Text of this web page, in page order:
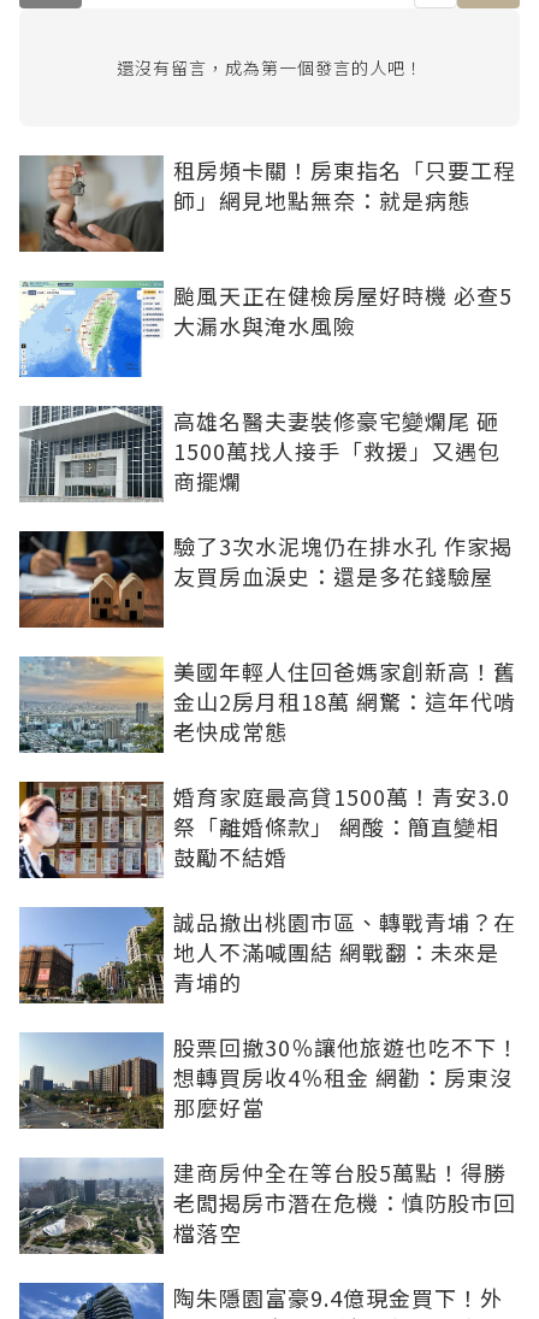
還沒有留言，成為第一個發言的人吧！
租房頻卡關！房東指名「只要工程
師」網見地點無奈：就是病態
颱風天正在健檢房屋好時機 必查5
大漏水與淹水風險
高雄名醫夫妻裝修豪宅變爛尾 砸
1500萬找人接手「救援」又遇包
商擺爛
驗了3次水泥塊仍在排水孔 作家揭
友買房血淚史：還是多花錢驗屋
美國年輕人住回爸媽家創新高！舊
金山2房月租18萬 網驚：這年代啃
老快成常態
婚育家庭最高貸1500萬！青安3.0
祭「離婚條款」 網酸：簡直變相
鼓勵不結婚
誠品撤出桃園市區、轉戰青埔？在
地人不滿喊團結 網戰翻：未來是
青埔的
股票回撤30％讓他旅遊也吃不下！
想轉買房收4％租金 網勸：房東沒
那麼好當
建商房仲全在等台股5萬點！得勝
老闆揭房市潛在危機：慎防股市回
檔落空
陶朱隱園富豪9.4億現金買下！外